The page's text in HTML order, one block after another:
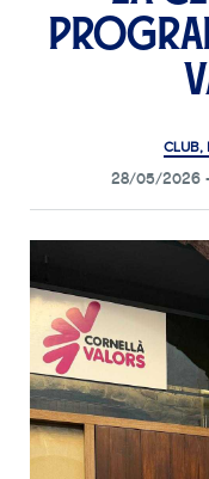
CLUB,
28/05/2026